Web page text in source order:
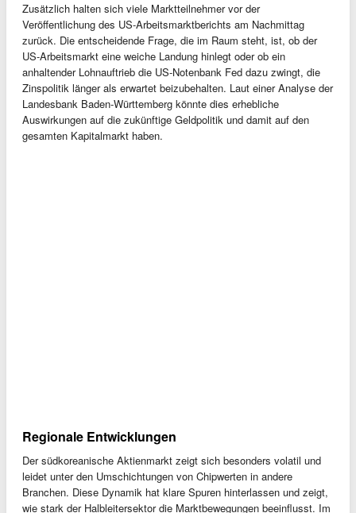
Zusätzlich halten sich viele Marktteilnehmer vor der
Veröffentlichung des US-Arbeitsmarktberichts am Nachmittag
zurück. Die entscheidende Frage, die im Raum steht, ist, ob der
US-Arbeitsmarkt eine weiche Landung hinlegt oder ob ein
anhaltender Lohnauftrieb die US-Notenbank Fed dazu zwingt, die
Zinspolitik länger als erwartet beizubehalten. Laut einer Analyse der
Landesbank Baden-Württemberg könnte dies erhebliche
Auswirkungen auf die zukünftige Geldpolitik und damit auf den
gesamten Kapitalmarkt haben.
Regionale Entwicklungen
Der südkoreanische Aktienmarkt zeigt sich besonders volatil und
leidet unter den Umschichtungen von Chipwerten in andere
Branchen. Diese Dynamik hat klare Spuren hinterlassen und zeigt,
wie stark der Halbleitersektor die Marktbewegungen beeinflusst. Im